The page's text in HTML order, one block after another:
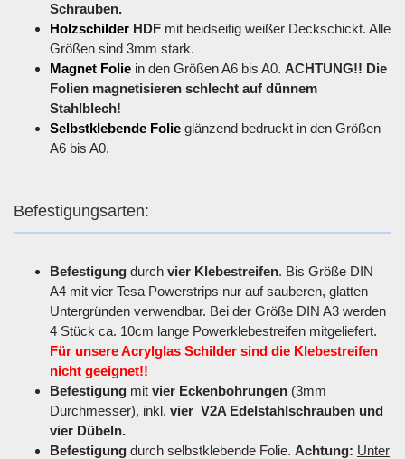
Schrauben.
Holzschilder HDF mit beidseitig weißer Deckschickt. Alle
Größen sind 3mm stark.
Magnet Folie in den Größen A6 bis A0. ACHTUNG!! Die
Folien magnetisieren schlecht auf dünnem
Stahlblech!
Selbstklebende Folie glänzend bedruckt in den Größen
A6 bis A0.
Befestigungsarten:
Befestigung durch vier Klebestreifen. Bis Größe DIN
A4 mit vier Tesa Powerstrips nur auf sauberen, glatten
Untergründen verwendbar. Bei der Größe DIN A3 werden
4 Stück ca. 10cm lange Powerklebestreifen mitgeliefert.
Für unsere Acrylglas Schilder sind die Klebestreifen
nicht geeignet!!
Befestigung mit vier Eckenbohrungen (3mm
Durchmesser), inkl. vier V2A Edelstahlschrauben und
vier Dübeln.
Befestigung durch selbstklebende Folie. Achtung: Unter